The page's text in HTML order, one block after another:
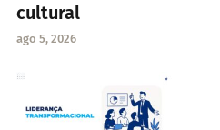
cultural
ago 5, 2026